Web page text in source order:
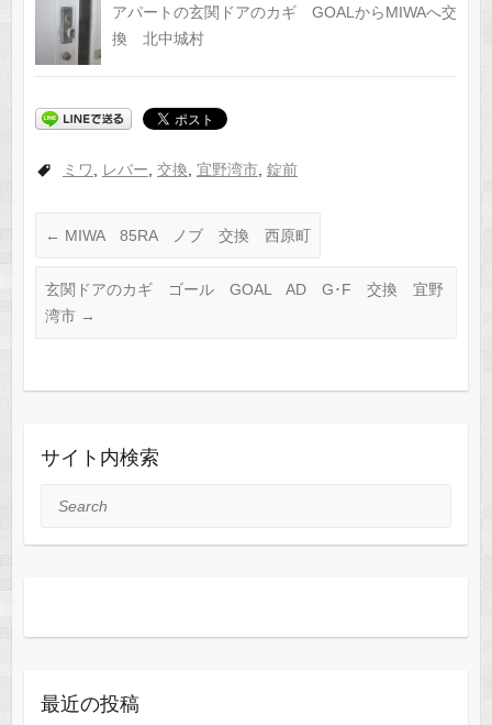
アパートの玄関ドアのカギ GOALからMIWAへ交
換 北中城村
ミワ レバー 交換 宜野湾市, 錠前
← MIWA 85RA ノブ 交換 西原町
玄関ドアのカギ ゴール GOAL AD G･F 交換 宜野
湾市 →
サイト内検索
Search
最近の投稿